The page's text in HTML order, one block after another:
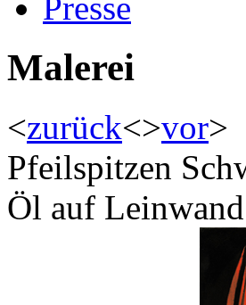
Presse
Malerei
<zurück<>vor>
Pfeilspitzen
Öl auf Leinwand